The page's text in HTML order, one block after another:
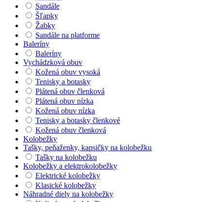
Sandále
Šľapky
Žabky
Sandále na platforme
Baleríny
Baleríny
Vychádzková obuv
Kožená obuv vysoká
Tenisky a botasky
Plátená obuv členková
Plátená obuv nízka
Kožená obuv nízka
Tenisky a botasky členkové
Kožená obuv členková
Kolobežky
Tašky, peňaženky, kapsičky na kolobežku
Tašky na kolobežku
Kolobežky a elektrokolobežky
Elektrické kolobežky
Klasické kolobežky
Náhradné diely na kolobežky